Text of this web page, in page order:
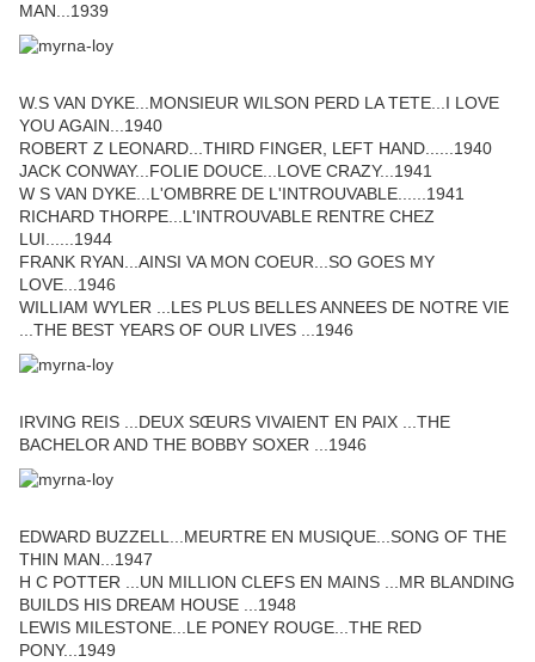
MAN...1939
W.S VAN DYKE...MONSIEUR WILSON PERD LA TETE...I LOVE
YOU AGAIN...1940
ROBERT Z LEONARD...THIRD FINGER, LEFT HAND......1940
JACK CONWAY...FOLIE DOUCE...LOVE CRAZY...1941
W S VAN DYKE...L'OMBRRE DE L'INTROUVABLE......1941
RICHARD THORPE...L'INTROUVABLE RENTRE CHEZ
LUI......1944
FRANK RYAN...AINSI VA MON COEUR...SO GOES MY
LOVE...1946
WILLIAM WYLER ...LES PLUS BELLES ANNEES DE NOTRE VIE
...THE BEST YEARS OF OUR LIVES ...1946
IRVING REIS ...DEUX SŒURS VIVAIENT EN PAIX ...THE
BACHELOR AND THE BOBBY SOXER ...1946
EDWARD BUZZELL...MEURTRE EN MUSIQUE...SONG OF THE
THIN MAN...1947
H C POTTER ...UN MILLION CLEFS EN MAINS ...MR BLANDING
BUILDS HIS DREAM HOUSE ...1948
LEWIS MILESTONE...LE PONEY ROUGE...THE RED
PONY...1949